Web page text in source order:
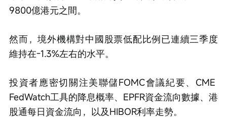
9800億港元之間。
然而，境外機構對中國股票低配比例已連續三季度
維持在-1.3%左右的水平。
投資者應密切關注美聯儲FOMC會議紀要、CME
FedWatch工具的降息概率、EPFR資金流向數據、港
股通每日資金流向，以及HIBOR利率走勢。